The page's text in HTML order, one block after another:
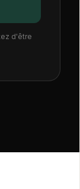
d'être